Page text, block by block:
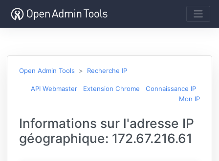
Open Admin Tools Recherche IP
API Webmaster Extension Chrome
Connaissance IP
Mon IP
Informations sur l'adresse IP
géographique: 172.67.216.61